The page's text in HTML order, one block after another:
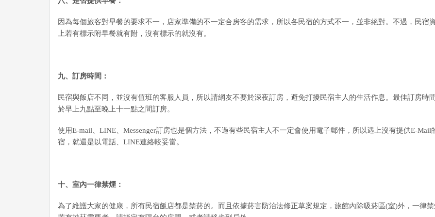
因為每個旅客對早餐的要求不一，店家準備的不一定合房客的需求，所以各民宿的方式不一，並非絕對。不過，民宿
上若有標示附早餐就有附，沒有標示的就沒有。
九、訂房時間：
民宿與飯店不同，並沒有值班的客服人員，所以請網友不要於深夜訂房，避免打擾民宿主人的生活作息。最佳訂房時
於早上九點至晚上十一點之間訂房。
使用E-mail、LINE、Messenger訂房也是個方法，不過有些民宿主人不一定會使用電子郵件，所以遇上沒有提供E-Mail
宿，就還是以電話、LINE連絡較妥當。
十、室內一律禁煙：
為了維護大家的健康，所有民宿飯店都是禁菸的。而且依據菸害防治法修正草案規定，旅館內除吸菸區(室)外，一律禁